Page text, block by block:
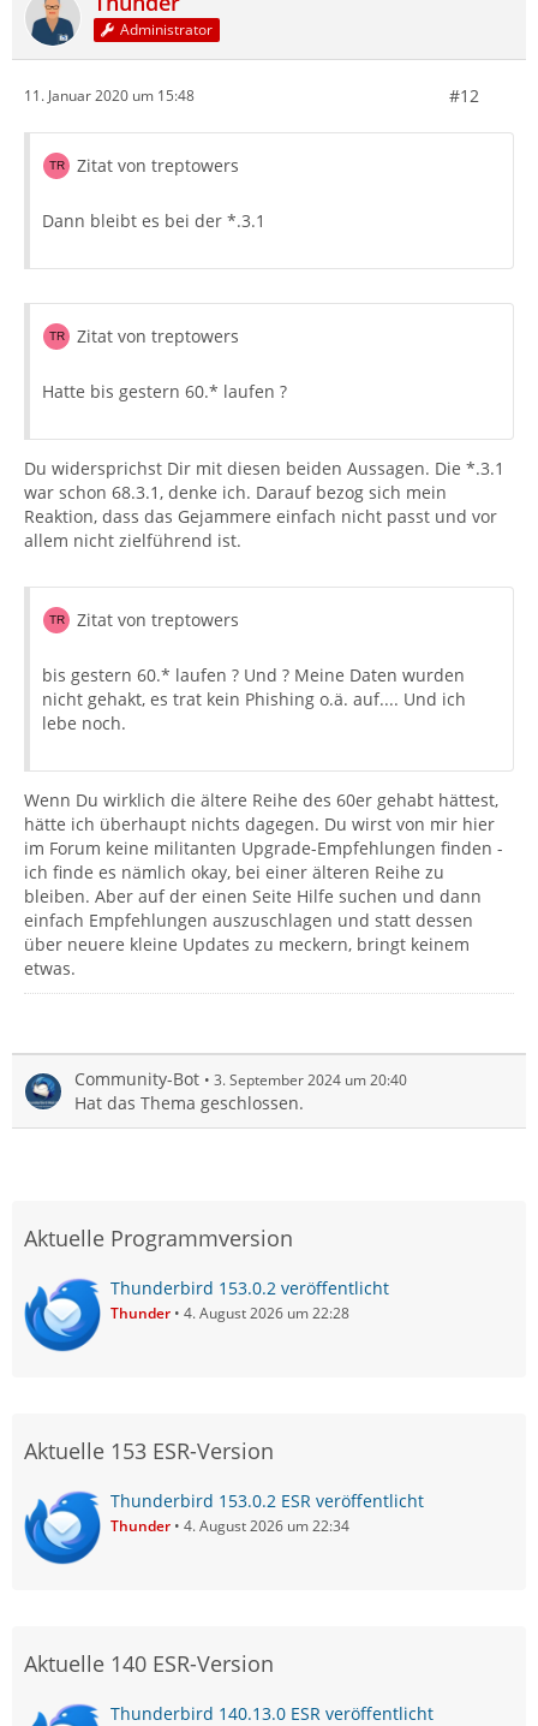
Administrator
11. Januar 2020 um 15:48 #12
Zitat von treptowers
Dann bleibt es bei der *.3.1
Zitat von treptowers
Hatte bis gestern 60.* laufen ?
Du widersprichst Dir mit diesen beiden Aussagen. Die *.3.1
war schon 68.3.1, denke ich. Darauf bezog sich mein
Reaktion, dass das Gejammere einfach nicht passt und vor
allem nicht zielführend ist.
Zitat von treptowers
bis gestern 60.* laufen ? Und ? Meine Daten wurden
nicht gehakt, es trat kein Phishing o.ä. auf.... Und ich
lebe noch.
Wenn Du wirklich die ältere Reihe des 60er gehabt hättest,
hätte ich überhaupt nichts dagegen. Du wirst von mir hier
im Forum keine militanten Upgrade-Empfehlungen finden -
ich finde es nämlich okay, bei einer älteren Reihe zu
bleiben. Aber auf der einen Seite Hilfe suchen und dann
einfach Empfehlungen auszuschlagen und statt dessen
über neuere kleine Updates zu meckern, bringt keinem
etwas.
Community-Bot 3. September 2024 um 20:40
Hat das Thema geschlossen.
Aktuelle Programmversion
Thunderbird 153.0.2 veröffentlicht
Thunder 4. August 2026 um 22:28
Aktuelle 153 ESR-Version
Thunderbird 153.0.2 ESR veröffentlicht
Thunder 4. August 2026 um 22:34
Aktuelle 140 ESR-Version
Thunderbird 140.13.0 ESR veröffentlicht